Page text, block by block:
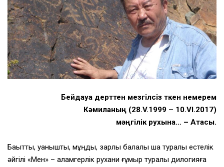
Бейдауа дерттен мезгілсіз өткен немерем
Кәмиланың (28.V.1999 – 10.VІ.2017)
мәңгілік рухына… – Атасы.
Бақытты, қуанышты, мұңды, зарлы балалық шақ туралы естелік
әйгілі «Мен» – қаламгерлік рухани ғұмыр туралы дилогияға